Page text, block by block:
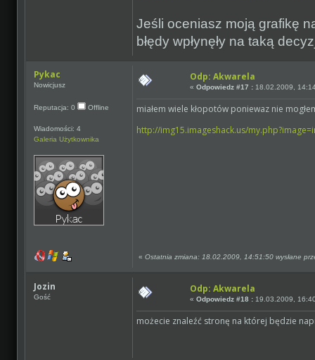
Jeśli oceniasz moją grafikę
błędy wpłynęły na taką
Pykac
Nowicjusz
Reputacja: 0 Offline
Wiadomości: 4
Galeria Użytkownika
Odp: Akwarela
«Odpowiedz #17 : 18.02.2009,
miałem wiele kłopotów poniewaz nie
http://img15.imageshack.us/
«Ostatnia zmiana: 18.02.2009, 14:51:50 wysłane
Jozin
Gość
Odp: Akwarela
«Odpowiedz #18 : 19.03.2009,
możecie znaleźć stronę na której będzie